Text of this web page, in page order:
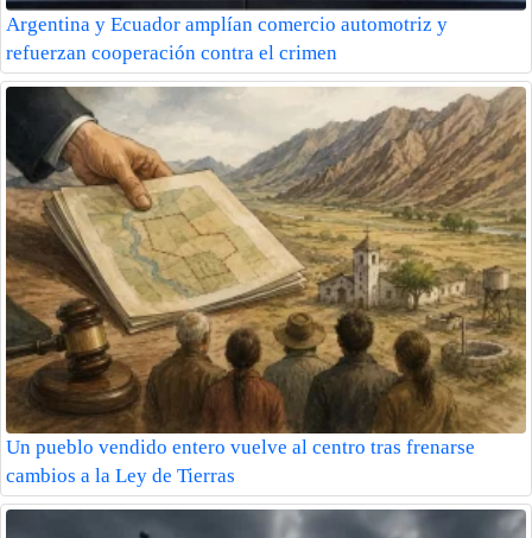
Argentina y Ecuador amplían comercio automotriz y
refuerzan cooperación contra el crimen
Un pueblo vendido entero vuelve al centro tras frenarse
cambios a la Ley de Tierras